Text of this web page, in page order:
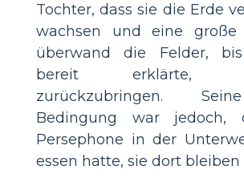
Tochter, dass sie die Erde
wachsen und eine große
überwand die Felder,
bereit erklärte,
zurückzubringen.
Bedingung war jedoch,
Persephone in der
essen hatte, sie dort bleiben